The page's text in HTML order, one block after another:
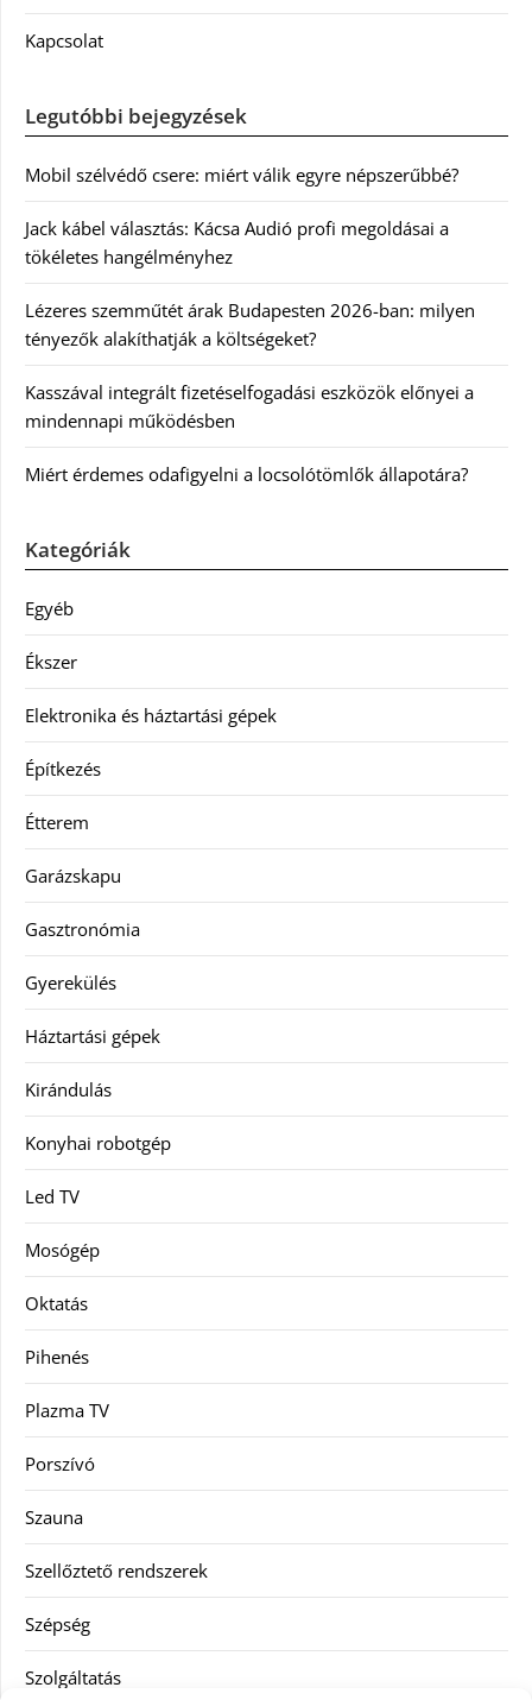
Kapcsolat
Legutóbbi bejegyzések
Mobil szélvédő csere: miért válik egyre népszerűbbé?
Jack kábel választás: Kácsa Audió profi megoldásai a
tökéletes hangélményhez
Lézeres szemműtét árak Budapesten 2026-ban: milyen
tényezők alakíthatják a költségeket?
Kasszával integrált fizetéselfogadási eszközök előnyei a
mindennapi működésben
Miért érdemes odafigyelni a locsolótömlők állapotára?
Kategóriák
Egyéb
Ékszer
Elektronika és háztartási gépek
Építkezés
Étterem
Garázskapu
Gasztronómia
Gyerekülés
Háztartási gépek
Kirándulás
Konyhai robotgép
Led TV
Mosógép
Oktatás
Pihenés
Plazma TV
Porszívó
Szauna
Szellőztető rendszerek
Szépség
Szolgáltatás